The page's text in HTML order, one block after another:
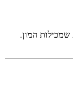
שמכילות המון.